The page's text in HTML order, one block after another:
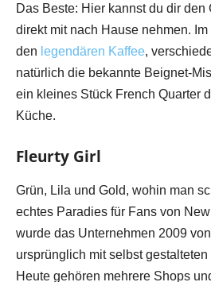
Das Beste: Hier kannst du dir den
direkt mit nach Hause nehmen.
den legendären Kaffee,
natürlich die bekannte Beignet-
ein kleines Stück French Quarter
Küche.
Fleurty Girl
Grün, Lila und Gold, wohin man
echtes Paradies für Fans von
wurde das Unternehmen 2009
ursprünglich mit selbst
Heute gehören mehrere Shops